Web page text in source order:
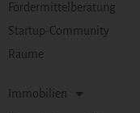
Fördermittelberatung
Startup-Community
Räume
Immobilien